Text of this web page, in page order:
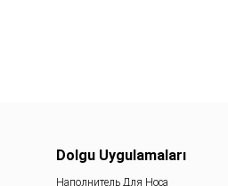
Dolgu Uygulamaları
Наполнитель Для Носа